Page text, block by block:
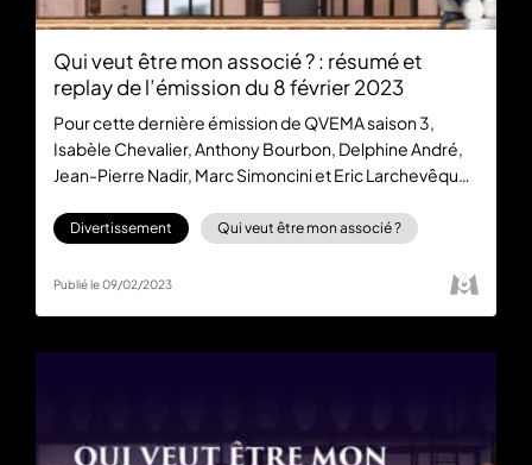
Qui veut être mon associé ? : résumé et
replay de l’émission du 8 février 2023
Pour cette dernière émission de QVEMA saison 3,
Isabèle Chevalier, Anthony Bourbon, Delphine André,
Jean-Pierre Nadir, Marc Simoncini et Eric Larchevêque
plupart, répondre à une problématique
sur 6play dès maintenant.
Divertissement Qui veut être mon associé ?
Publié le 09/02/2023